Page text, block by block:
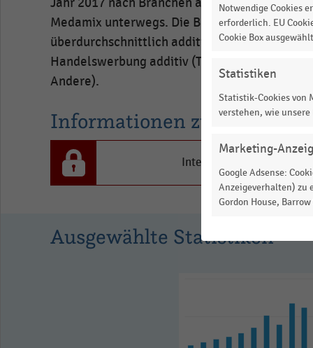
Handelswerbung
in
Prozent.
1.02816.
Medamix unterwegs. Die Branchen Mode
überdurchschnittlich additive Werbung. In der
Handelswerbung additiv (TV-, Radio-,
Andere).
Informationen zur Statistik
Interesse an den
Ausgewählte Statistiken
Notwendige Cookies
erforderlich. EU
Cookie Box
Statistiken
Statistik-Cookies von
verstehen, wie
Marketing-
Google Adsense:
Anzeigeverhalten) zu
Gordon House,